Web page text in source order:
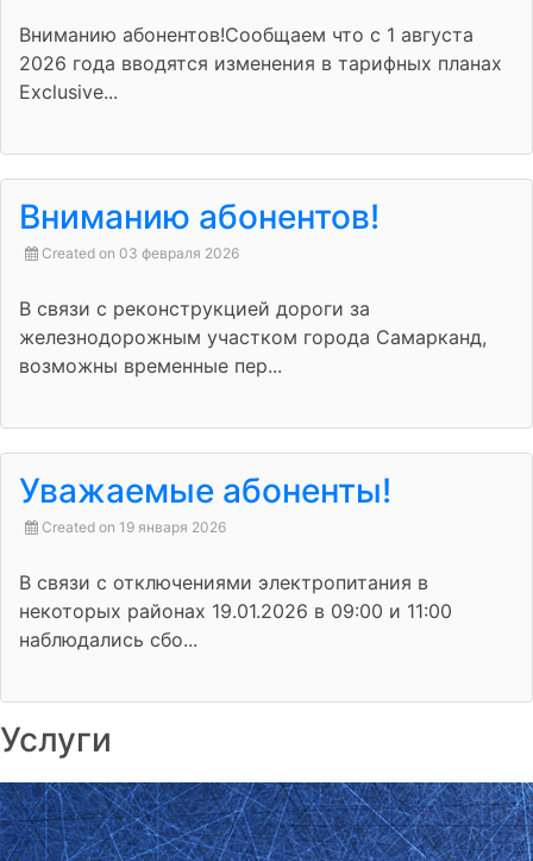
Вниманию абонентов!Сообщаем что с 1 августа
2026 года вводятся изменения в тарифных планах
Exclusive...
Вниманию абонентов!
Created on 03 февраля 2026
В связи с реконструкцией дороги за
железнодорожным участком города Самарканд,
возможны временные пер...
Уважаемые абоненты!
Created on 19 января 2026
В связи с отключениями электропитания в
некоторых районах 19.01.2026 в 09:00 и 11:00
наблюдались сбо...
Услуги